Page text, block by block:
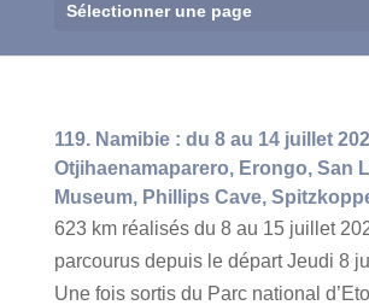
Sélectionner une page
119. Namibie : du 8 au 14 juillet
Otjihaenamaparero, Erongo, San
Museum, Phillips Cave,
623 km réalisés du 8 au 15 juillet
parcourus depuis le départ Jeudi 8
Une fois sortis du Parc national